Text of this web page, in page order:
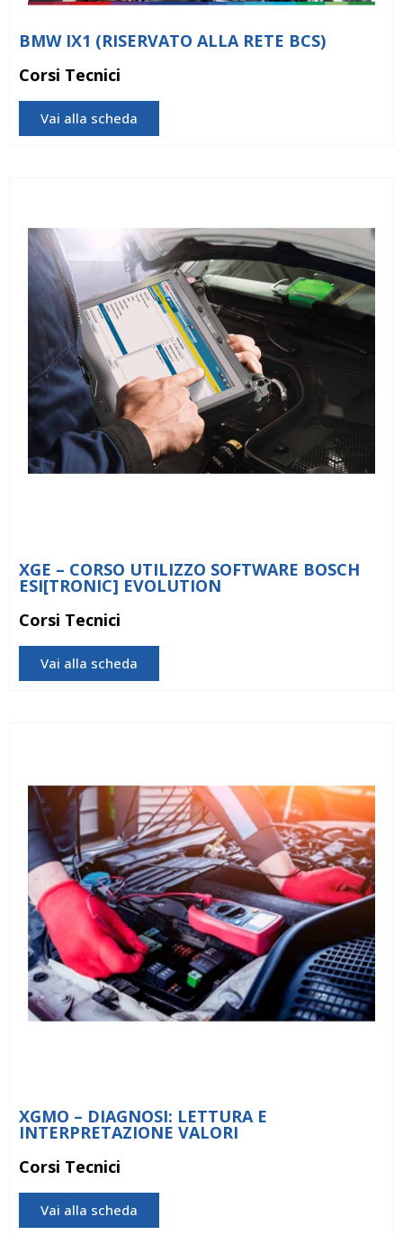
BMW IX1 (RISERVATO ALLA RETE BCS)
Corsi Tecnici
Vai alla scheda
XGE – CORSO UTILIZZO SOFTWARE BOSCH
ESI[TRONIC] EVOLUTION
Corsi Tecnici
Vai alla scheda
XGMO – DIAGNOSI: LETTURA E
INTERPRETAZIONE VALORI
Corsi Tecnici
Vai alla scheda